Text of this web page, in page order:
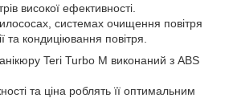
високої ефективності.
системах очищення повітря
та кондиціювання повітря.
Teri Turbo M виконаний з ABS
та ціна роблять її оптимальним